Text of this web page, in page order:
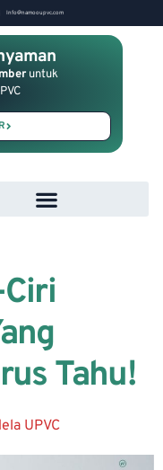
Info@namooupvc.com
untuk
Tahu!
UPVC